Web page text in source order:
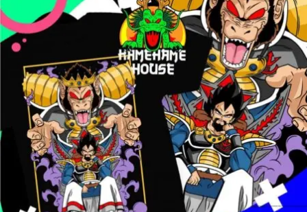
through
$280.00